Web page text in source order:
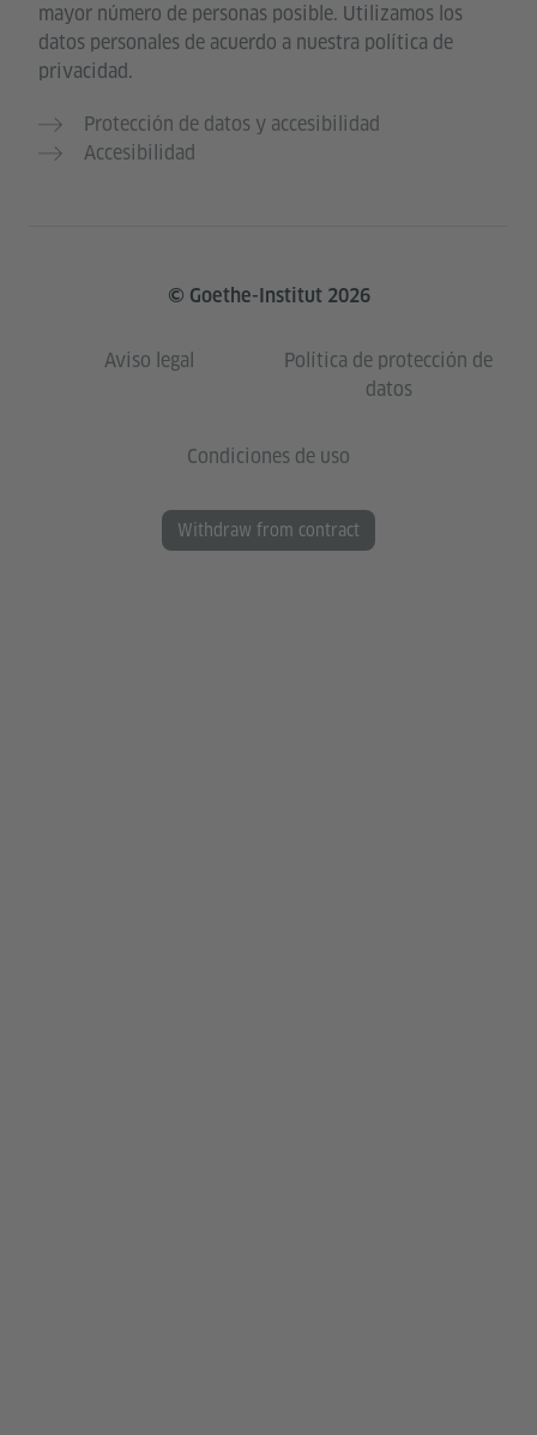
mayor número de personas posible. Utilizamos los
datos personales de acuerdo a nuestra política de
privacidad.
Protección de datos y accesibilidad
Accesibilidad
© Goethe-Institut 2026
Aviso legal
Política de protección de
datos
Condiciones de uso
Withdraw from contract